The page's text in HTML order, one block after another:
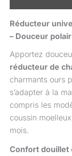
Réducteur
– Douceur
Apportez
réducteur de
charmants ours
s’adapter à la
compris les
coussin
mois.
Confort douillet